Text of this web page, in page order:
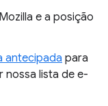
e a posição
antecipada para
nossa lista de e-